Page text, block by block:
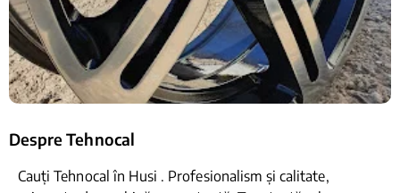
Despre Tehnocal
Cauți Tehnocal în Husi . Profesionalism și calitate,